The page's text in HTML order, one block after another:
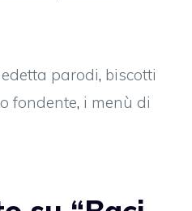
parodi, biscotti
fondente, i menù di